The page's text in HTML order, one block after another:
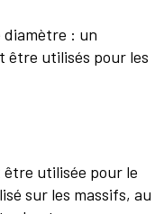
diamètre : un
être utilisés pour les
utilisée pour le
sur les massifs, au